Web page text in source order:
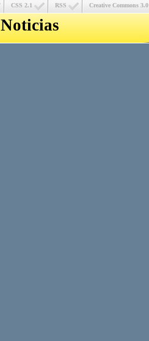
Creative Commons 3.0
RSS
CSS 2.1
Noticias